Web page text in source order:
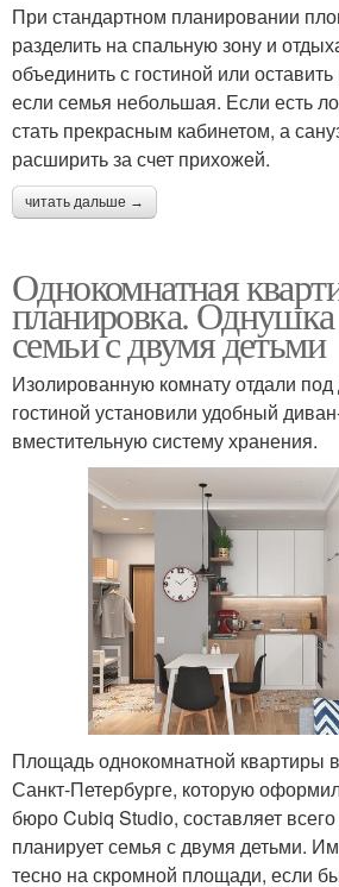
При стандартном планировании
разделить на спальную зону и
объединить с гостиной или
если семья небольшая. Если есть
стать прекрасным кабинетом, а
расширить за счет прихожей.
читать дальше →
Однокомнатная
планировка.
семьи с двумя детьми
Изолированную комнату отдали под
гостиной установили удобный
вместительную систему хранения.
Площадь однокомнатной
Санкт-Петербурге, которую
бюро Cubiq Studio, составляет
планирует семья с двумя детьми.
тесно на скромной площади, если